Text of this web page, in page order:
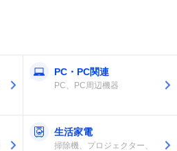
PC・PC関連
PC、PC周辺機器
生活家電
掃除機、プロジェクター、